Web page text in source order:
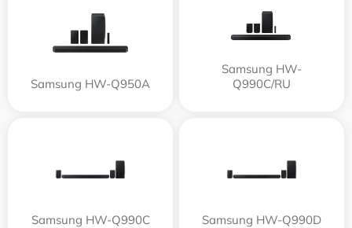
Samsung HW-Q950A
Samsung HW-
Q990C/RU
Samsung HW-Q990C Samsung HW-Q990D